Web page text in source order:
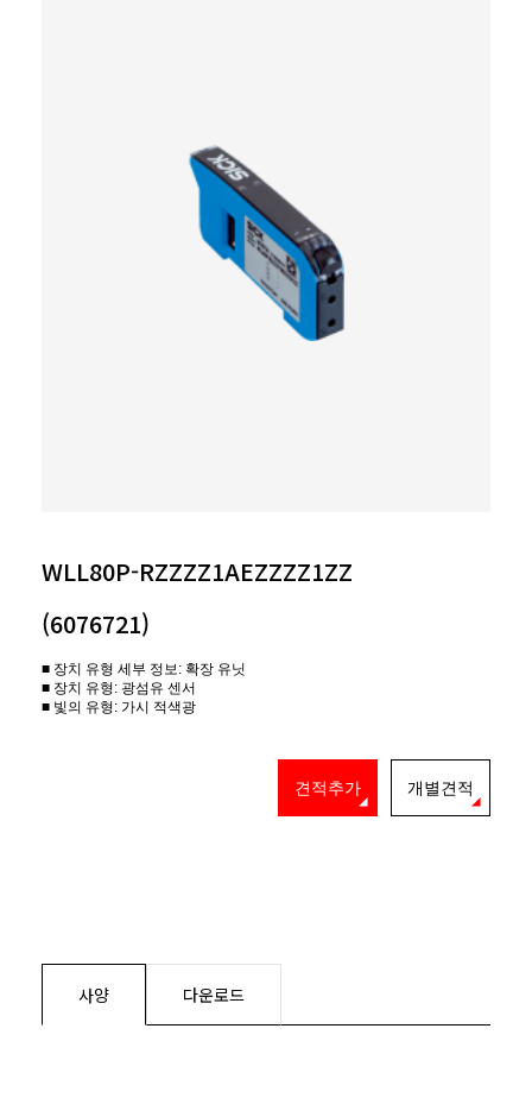
WLL80P-RZZZZ1AEZZZZ1ZZ
(6076721)
■ 장치 유형 세부 정보: 확장 유닛
■ 장치 유형: 광섬유 센서
■ 빛의 유형: 가시 적색광
견적추가 개별견적
사양 다운로드